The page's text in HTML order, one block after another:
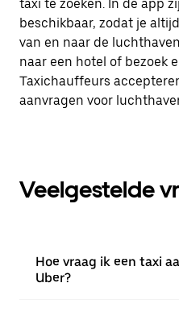
taxi te zoeken. In de app
beschikbaar, zodat je
van en naar de
naar een hotel of bezoek
Taxichauffeurs
aanvragen voor
Veelgestelde
Hoe vraag ik een taxi
Uber?